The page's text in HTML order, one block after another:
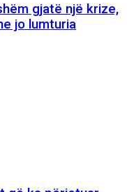
gjatë një krize,
jo lumturia